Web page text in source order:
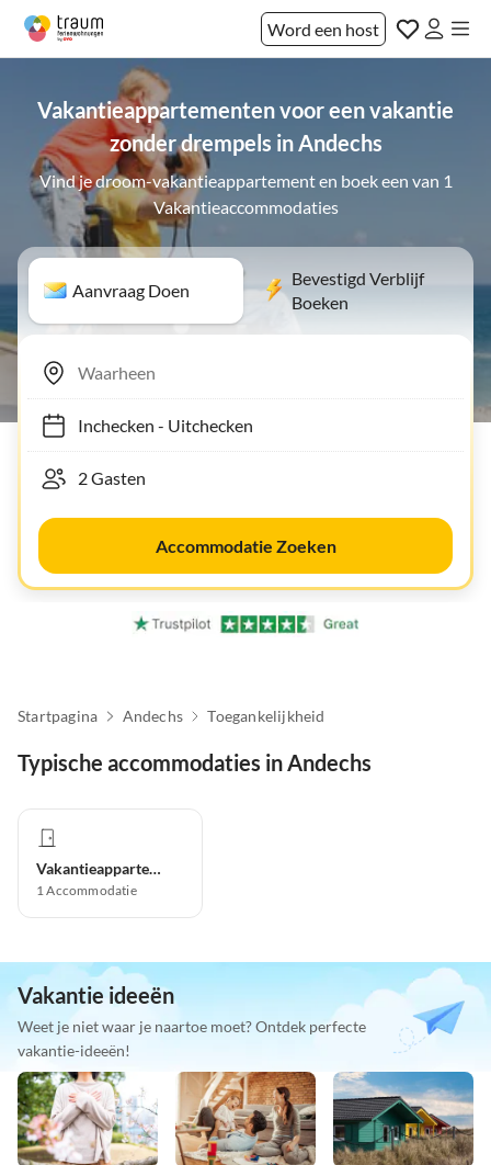
Word een host
Vakantieappartementen voor een vakantie
zonder drempels in Andechs
Vind je droom-vakantieappartement en boek een van 1
Vakantieaccommodaties
Aanvraag Doen
Bevestigd Verblijf
Boeken
Inchecken- Uitchecken
Accommodatie Zoeken
Startpagina Andechs Toegankelijkheid
Typische accommodaties in Andechs
Vakantieappartement
1Accommodatie
Vakantie ideeën
Weet je niet waar je naartoe moet? Ontdek perfecte
vakantie-ideeën!